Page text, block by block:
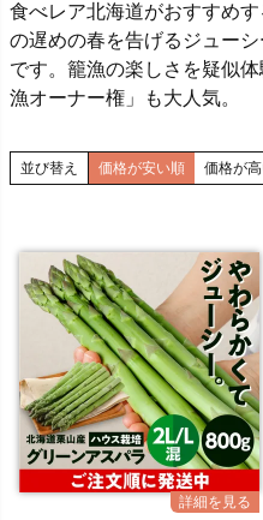
食べレア北海道がおすすめ
の遅めの春を告げるジュー
です。籠漁の楽しさを疑似
漁オーナー権」も大人気。
並び替え 価格が安い順 価格が